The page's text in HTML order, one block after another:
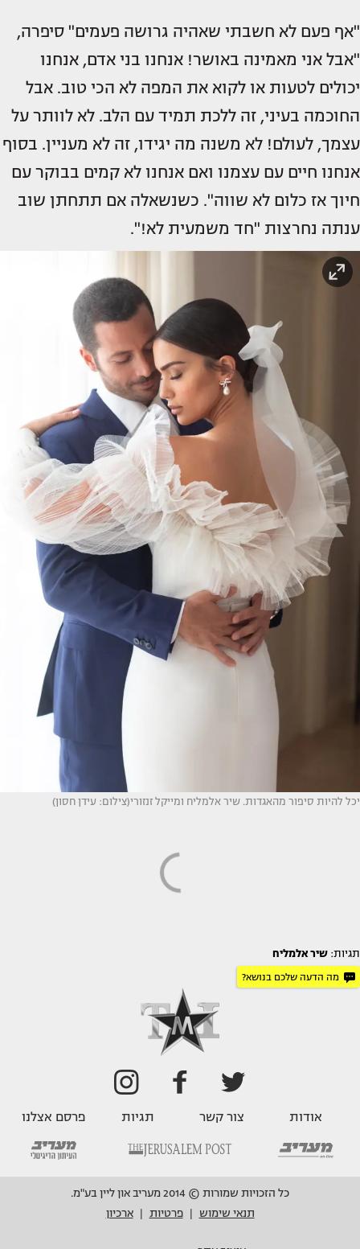
"אף פעם לא חשבתי שאהיה גרושה פעמים" סיפרה,
"אבל אני מאמינה באושר! אנחנו בני אדם, אנחנו
יכולים לטעות או לקוא את המפה לא הכי טוב. אבל
החוכמה בעיני, זה ללכת תמיד עם הלב. לא לוותר על
עצמך, לעולם! לא משנה מה יגידו, זה לא מעניין. בסוף
אנחנו חיים עם עצמנו ואם אנחנו לא קמים בבוקר עם
חיוך אז כלום לא שווה". כשנשאלה אם תתחתן שוב
ענתה נחרצות "חד משמעית לא!".
יכל להיות סיפור מהאגדות. שיר אלמליח ומייקל זנזורי(צילום: עידן חסון)
תגיות: שיר אלמליח
מה הדעה שלכם בנושא?
אודות צור קשר תגיות פרסם אצלנו
כל הזכויות שמורות © 2014 מעריב און ליין בע"מ.
תנאי שימוש
פרטיות ארכיון